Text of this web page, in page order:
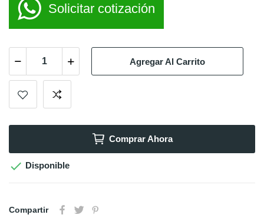
Solicitar cotización
Agregar Al Carrito
Comprar Ahora
 Disponible
Compartir